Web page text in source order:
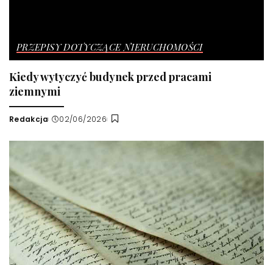
PRZEPISY DOTYCZĄCE NIERUCHOMOŚCI
Kiedy wytyczyć budynek przed pracami
ziemnymi
Wysłany
Redakcja 02/06/2026